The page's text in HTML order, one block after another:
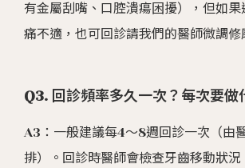
有金屬刮嘴、口腔潰瘍困擾），但如
痛不適，也可回診請我們的醫師微調修
Q3. 回診頻率多久一次？每次要做
A3：一般建議每4～8週回診一次（由
排）。回診時醫師會檢查牙齒移動狀